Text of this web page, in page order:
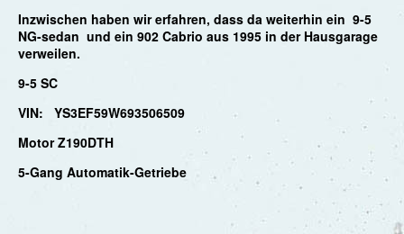
Inzwischen haben wir erfahren, dass da weiterhin ein 9-5
NG-sedan und ein 902 Cabrio aus 1995 in der Hausgarage
verweilen.
9-5 SC
VIN: YS3EF59W693506509
Motor Z190DTH
5-Gang Automatik-Getriebe